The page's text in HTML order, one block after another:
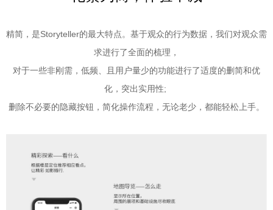
精简，是Storyteller的最大特点。基于观众的行为数据，我们对观众需
求进行了全面的梳理，
对于一些非刚需，低频、且用户量少的功能进行了适度的删简和优
化 ，突出实用性;
删除不必要的隐藏按钮，简化操作流程，无论老少，都能轻松上手。